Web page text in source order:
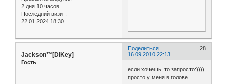
2 дня 10 часов
Последний визит:
22.01.2024 18:30
Поделиться
28
16.09.2010 22:13
Jackson™[DiKey]
Гость
если хочешь, то запросто:))))
просто у меня в голове